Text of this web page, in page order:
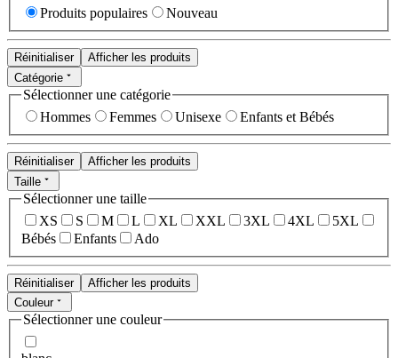
Produits populaires
Nouveau
Réinitialiser
Afficher les produits
Catégorie
Sélectionner une catégorie
Hommes
Femmes Unisexe Enfants et Bébés
Réinitialiser
Afficher les produits
Taille
Sélectionner une taille
XS
S M L XL XXL 3XL 4XL
5XL
Bébés
Enfants Ado
Réinitialiser
Afficher les produits
Couleur
Sélectionner une couleur